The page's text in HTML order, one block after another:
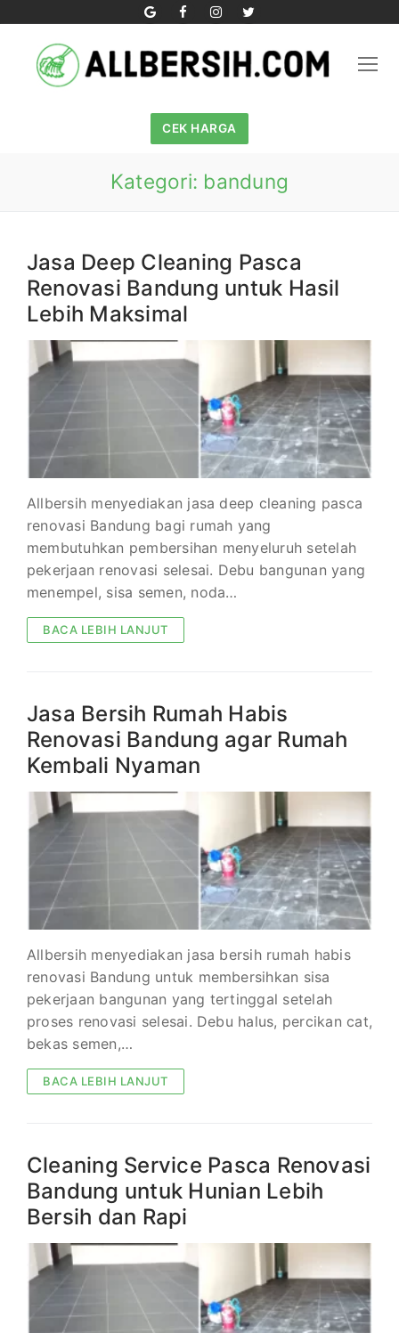
content
CEK HARGA
Kategori: bandung
Jasa Deep Cleaning Pasca
Renovasi Bandung untuk Hasil
Lebih Maksimal
Allbersih menyediakan jasa deep cleaning pasca
renovasi Bandung bagi rumah yang
membutuhkan pembersihan menyeluruh setelah
pekerjaan renovasi selesai. Debu bangunan yang
menempel, sisa semen, noda…
BACA LEBIH LANJUT
Jasa Bersih Rumah Habis
Renovasi Bandung agar Rumah
Kembali Nyaman
Allbersih menyediakan jasa bersih rumah habis
renovasi Bandung untuk membersihkan sisa
pekerjaan bangunan yang tertinggal setelah
proses renovasi selesai. Debu halus, percikan cat,
bekas semen,…
BACA LEBIH LANJUT
Cleaning Service Pasca Renovasi
Bandung untuk Hunian Lebih
Bersih dan Rapi